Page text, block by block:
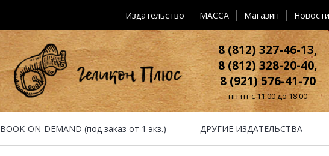
Издательство MACCA Магазин Новости
8 (812) 327-46-13,
8 (812) 328-20-40,
8 (921) 576-41-70
пн-пт с 11.00 до 18.00
BOOK-ON-DEMAND (под заказ от 1 экз.) ДРУГИЕ ИЗДАТЕЛЬСТВА